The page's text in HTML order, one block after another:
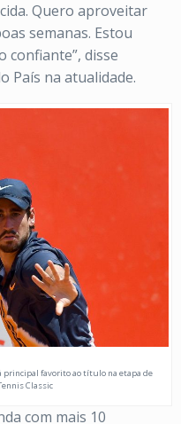
Quero aproveitar
semanas. Estou
confiante”, disse
País na atualidade.
principal favorito ao título na etapa de
Classic
com mais 10